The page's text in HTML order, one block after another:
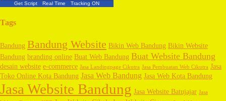
Get Script Real Time Tracking ON
Tags
Bandung Bandung Website Bikin Web Bandung Bikin Website
Bandung branding online Buat Web Bandung Buat Website Bandung
desain website e-commerce Jasa Landingpage Cikutra Jasa Pembuatan Web Cikutra Jasa
Toko Online Kota Bandung Jasa Web Bandung Jasa Web Kota Bandung
Jasa Website Bandung Jasa Website Batujajar Jasa